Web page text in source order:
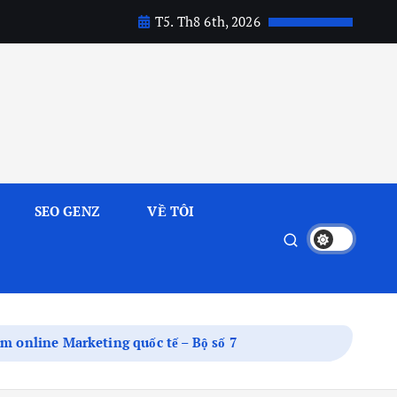
T5. Th8 6th, 2026
SEO GENZ VỀ TÔI
online Marketing quốc tế – Bộ số 7